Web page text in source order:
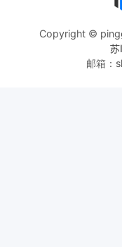
Copyright ©
邮箱：